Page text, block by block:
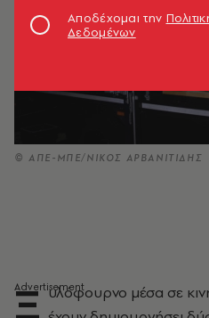
© ΑΠΕ-ΜΠΕ/ΝΙΚΟΣ ΑΡΒΑΝΙΤΙΔΗΣ
Ξ υλόφουρνο μέσα σε
Αποδέχομαι την
Δεδομένων